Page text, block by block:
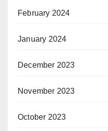
February 2024
January 2024
December 2023
November 2023
October 2023